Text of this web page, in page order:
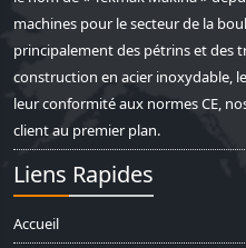
machines pour le secteur de la
principalement des pétrins et des
construction en acier inoxydable,
leur conformité aux normes CE,
client au premier plan.
Liens Rapides
Accueil